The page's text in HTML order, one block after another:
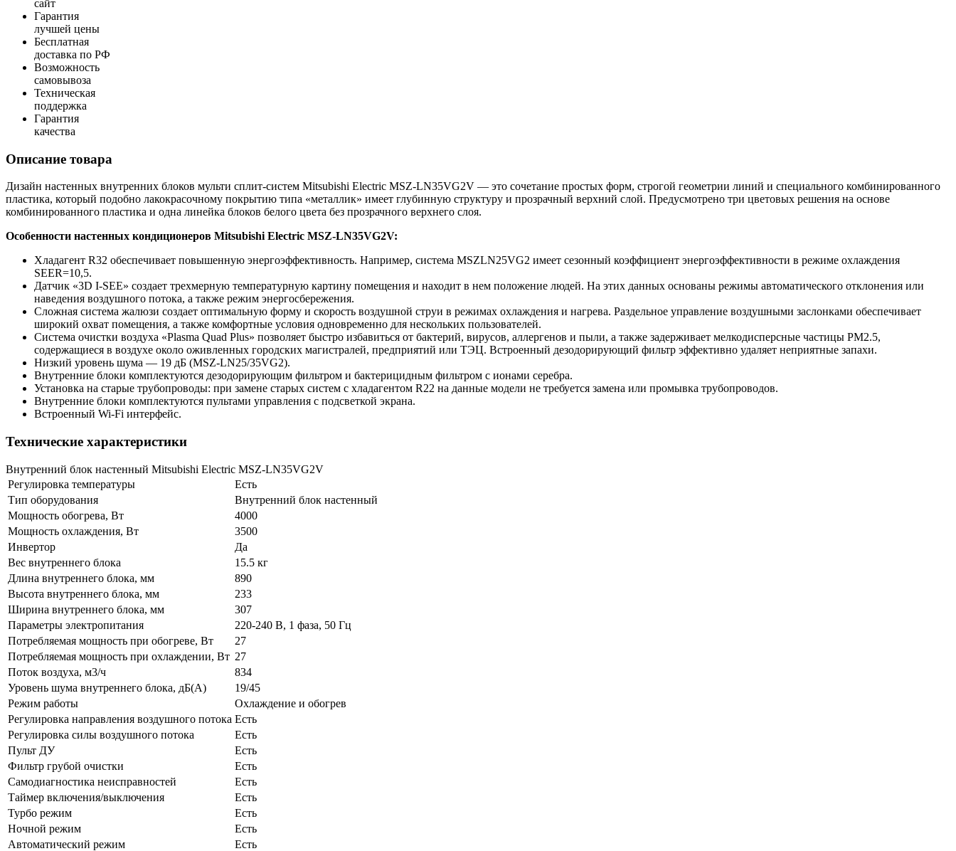
сайт
Гарантия
лучшей цены
Бесплатная
доставка по РФ
Возможность
самовывоза
Техническая
поддержка
Гарантия
качества
Описание товара
Дизайн настенных внутренних блоков мульти сплит-систем Mitsubishi Electric MSZ-LN35VG2V — это сочетание простых форм, строгой геометрии линий и специального комбинированного
пластика, который подобно лакокрасочному покрытию типа «металлик» имеет глубинную структуру и прозрачный верхний слой. Предусмотрено три цветовых решения на основе
комбинированного пластика и одна линейка блоков белого цвета без прозрачного верхнего слоя.
Особенности настенных кондиционеров Mitsubishi Electric MSZ-LN35VG2V:
Хладагент R32 обеспечивает повышенную энергоэффективность. Например, система MSZLN25VG2 имеет сезонный коэффициент энергоэффективности в режиме охлаждения
SEER=10,5.
Датчик «3D I-SEE» создает трехмерную температурную картину помещения и находит в нем положение людей. На этих данных основаны режимы автоматического отклонения или
наведения воздушного потока, а также режим энергосбережения.
Сложная система жалюзи создает оптимальную форму и скорость воздушной струи в режимах охлаждения и нагрева. Раздельное управление воздушными заслонками обеспечивает
широкий охват помещения, а также комфортные условия одновременно для нескольких пользователей.
Система очистки воздуха «Plasma Quad Plus» позволяет быстро избавиться от бактерий, вирусов, аллергенов и пыли, а также задерживает мелкодисперсные частицы PM2.5,
содержащиеся в воздухе около оживленных городских магистралей, предприятий или ТЭЦ. Встроенный дезодорирующий фильтр эффективно удаляет неприятные запахи.
Низкий уровень шума — 19 дБ (MSZ-LN25/35VG2).
Внутренние блоки комплектуются дезодорирующим фильтром и бактерицидным фильтром с ионами серебра.
Установка на старые трубопроводы: при замене старых систем с хладагентом R22 на данные модели не требуется замена или промывка трубопроводов.
Внутренние блоки комплектуются пультами управления с подсветкой экрана.
Встроенный Wi-Fi интерфейс.
Технические характеристики
Внутренний блок настенный Mitsubishi Electric MSZ-LN35VG2V
Регулировка температуры
Есть
Тип оборудования
Внутренний блок настенный
Мощность обогрева, Вт
4000
Мощность охлаждения, Вт
3500
Инвертор
Да
Вес внутреннего блока
15.5 кг
Длина внутреннего блока, мм
890
Высота внутреннего блока, мм
233
Ширина внутреннего блока, мм
307
Параметры электропитания
220-240 В, 1 фаза, 50 Гц
Потребляемая мощность при обогреве, Вт
27
Потребляемая мощность при охлаждении, Вт 27
Поток воздуха, м3/ч
834
Уровень шума внутреннего блока, дБ(А)
19/45
Режим работы
Охлаждение и обогрев
Регулировка направления воздушного потока Есть
Регулировка силы воздушного потока
Есть
Пульт ДУ
Есть
Фильтр грубой очистки
Есть
Самодиагностика неисправностей
Есть
Таймер включения/выключения
Есть
Турбо режим
Есть
Ночной режим
Есть
Автоматический режим
Есть